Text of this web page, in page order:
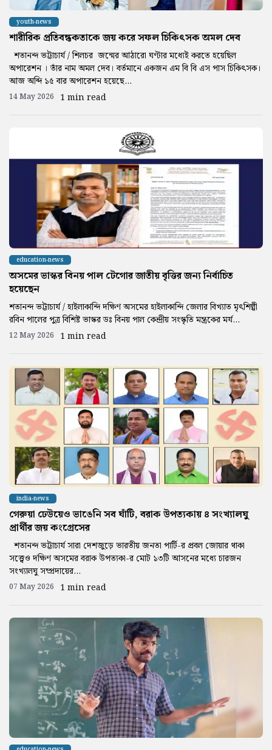
youth-news
শারীরিক প্রতিবন্ধকতাকে জয় করে সফল চিকিৎসক অমল দেব
শতানন্দ ভট্টাচার্য / শিলচর জন্মের আঠারো ঘণ্টার মধ্যেই করতে হয়েছিল
অপারেশন । তাঁর নাম অমল দেব। বর্তমানে একজন এম বি বি এস পাস চিকিৎসক।
আজ অব্দি ১৫ বার অপারেশন হয়েছে...
14 May 2026 1 min read
education-news
অসমের ভাস্কর বিনয় পাল টেগোর জাতীয় বৃত্তির জন্য নির্বাচিত
হয়েছেন
শতানন্দ ভট্টাচার্য / হাইলাকান্দি দক্ষিণ অসমের হাইলাকান্দি জেলার বিখ্যাত মৃৎশিল্পী
রবিন পালের পুত্র বিশিষ্ট ভাস্কর ডঃ বিনয় পাল কেন্দ্রীয় সংস্কৃতি মন্ত্রকের মর্য...
12 May 2026 1 min read
india-news
গেরুয়া ঢেউয়েও ভাঙেনি সব ঘাঁটি, বরাক উপত্যকায় ৪ সংখ্যালঘু
প্রার্থীর জয় কংগ্রেসের
শতানন্দ ভট্টাচার্য সারা দেশজুড়ে ভারতীয় জনতা পার্টি-র প্রবল জোয়ার থাকা
সত্ত্বেও দক্ষিণ অসমের বরাক উপত্যকা-র মোট ১৩টি আসনের মধ্যে চারজন
সংখ্যালঘু সম্প্রদায়ের...
07 May 2026 1 min read